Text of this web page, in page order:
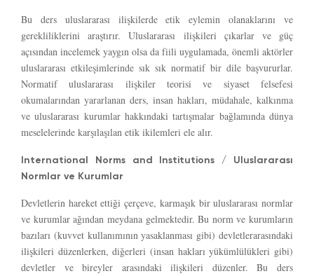
Bu ders uluslararası ilişkilerde etik eylemin olanaklarını ve
gerekliliklerini araştırır. Uluslararası ilişkileri çıkarlar ve güç
açısından incelemek yaygın olsa da fiili uygulamada, önemli aktörler
uluslararası etkileşimlerinde sık sık normatif bir dile başvururlar.
Normatif uluslararası ilişkiler teorisi ve siyaset felsefesi
okumalarından yararlanan ders, insan hakları, müdahale, kalkınma
ve uluslararası kurumlar hakkındaki tartışmalar bağlamında dünya
meselelerinde karşılaşılan etik ikilemleri ele alır.
International Norms and Institutions / Uluslararası
Normlar ve Kurumlar
Devletlerin hareket ettiği çerçeve, karmaşık bir uluslararası normlar
ve kurumlar ağından meydana gelmektedir. Bu norm ve kurumların
bazıları (kuvvet kullanımının yasaklanması gibi) devletlerarasındaki
ilişkileri düzenlerken, diğerleri (insan hakları yükümlülükleri gibi)
devletler ve bireyler arasındaki ilişkileri düzenler. Bu ders